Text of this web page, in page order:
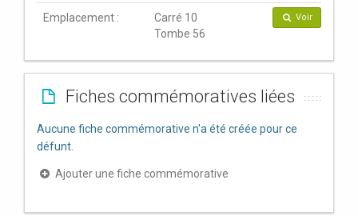
Emplacement :
Carré 10
Tombe 56
Voir
Fiches commémoratives liées
Aucune fiche commémorative n'a été créée pour ce
défunt.
Ajouter une fiche commémorative